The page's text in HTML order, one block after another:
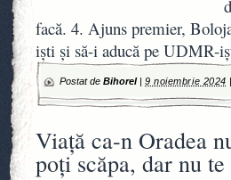
facă. 4. Ajuns premier,
iști și să-i aducă pe UDMR-
Postat de Bihorel| 9 noiembrie 2024 |
Viață ca-n Oradea
poți scăpa, dar nu